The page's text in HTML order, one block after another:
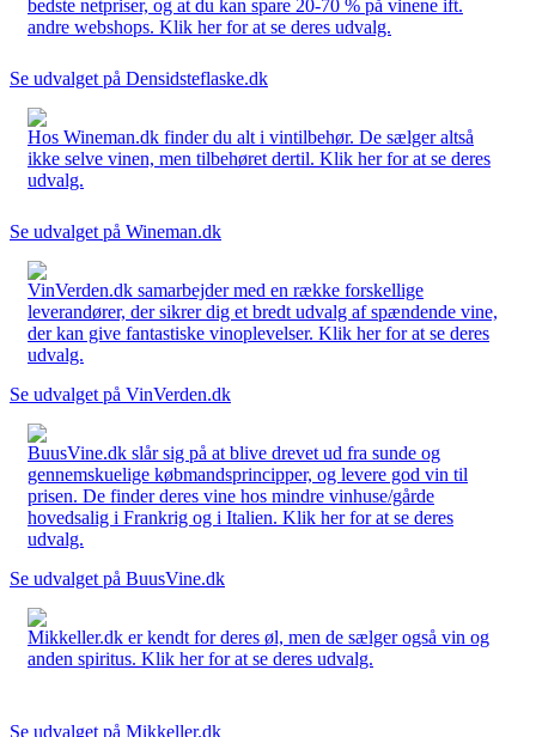
bedste netpriser, og at du kan spare 20-70 % på vinene ift.
andre webshops. Klik her for at se deres udvalg.
Se udvalget på Densidsteflaske.dk
Hos Wineman.dk finder du alt i vintilbehør. De sælger altså
ikke selve vinen, men tilbehøret dertil. Klik her for at se deres
udvalg.
Se udvalget på Wineman.dk
VinVerden.dk samarbejder med en række forskellige
leverandører, der sikrer dig et bredt udvalg af spændende vine,
der kan give fantastiske vinoplevelser. Klik her for at se deres
udvalg.
Se udvalget på VinVerden.dk
BuusVine.dk slår sig på at blive drevet ud fra sunde og
gennemskuelige købmandsprincipper, og levere god vin til
prisen. De finder deres vine hos mindre vinhuse/gårde
hovedsalig i Frankrig og i Italien. Klik her for at se deres
udvalg.
Se udvalget på BuusVine.dk
Mikkeller.dk er kendt for deres øl, men de sælger også vin og
anden spiritus. Klik her for at se deres udvalg.
Se udvalget på Mikkeller.dk